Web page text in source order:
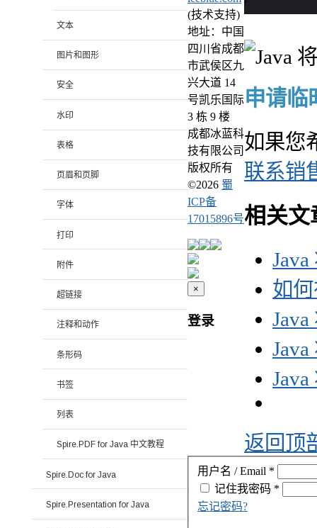
申请临
如果您
联系销
相关文
如
返回顶
文本
图片和图形
安全
水印
表格
页眉和页脚
字体
打印
附件
超链接
注释和动作
条形码
书签
列表
Spire.PDF for Java 中文教程
Spire.Doc for Java
Spire.Presentation for Java
(技术支持)
地址：中国
四川省成都
市武侯区九
兴大道 14
号凯乐国际
3 栋 9 楼
成都冰蓝科
技有限公司
版权所有
©2026 蜀
ICP备
17015896号
×
登录
用户名 / Email *
密码 *
记住我
忘记密码?